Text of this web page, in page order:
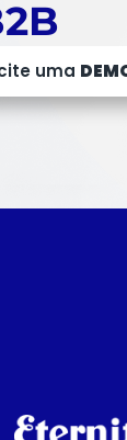
uma